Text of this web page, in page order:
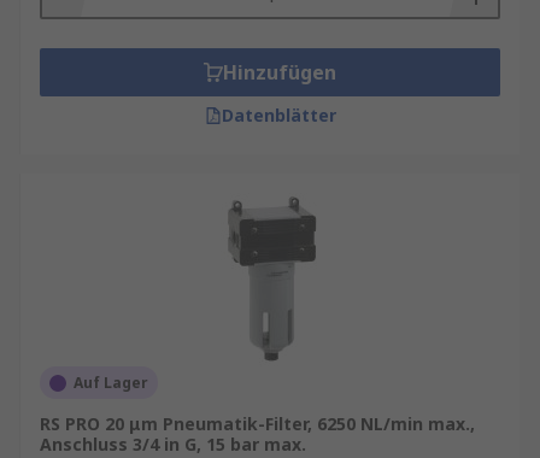
Partikel-Koagulationsfilter – zum Entfernen
von Wasser, Rost und Öl aus einer
Druckluftversorgung
Absorptionsfilter – entfernt Öl aus
Hinzufügen
Datenblätter
Auf Lager
RS PRO 20 μm Pneumatik-Filter, 6250 NL/min max.,
Anschluss 3/4 in G, 15 bar max.